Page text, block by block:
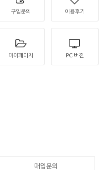
구입문의 이용후기
마이페이지 PC 버젼
매입문의